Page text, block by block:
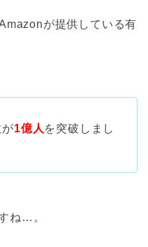
が提供している有
1億人 を突破しまし
ね…。